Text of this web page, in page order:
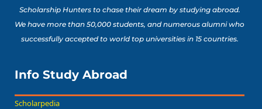
Scholarship Hunters to chase their dream by studying abroad.
We have more than 50,000 students, and numerous alumni who
successfully accepted to world top universities in 15 countries.
Info Study Abroad
Scholarpedia